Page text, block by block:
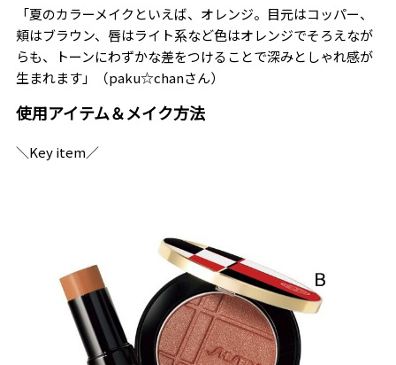
「夏のカラーメイクといえば、オレンジ。目元はコッパー、
頬はブラウン、唇はライト系など色はオレンジでそろえなが
らも、トーンにわずかな差をつけることで深みとしゃれ感が
生まれます」（paku☆chanさん）
使用アイテム＆メイク方法
＼Key item／